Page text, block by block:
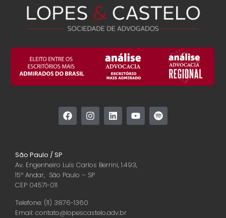
São Paulo / SP
Av. Engenheiro Luís Carlos Berrini, 1.493,
15º Andar, São Paulo – SP
CEP 04571-011
Telefone: (11) 3876-1360
Email: contato@lopescastelo.adv.br